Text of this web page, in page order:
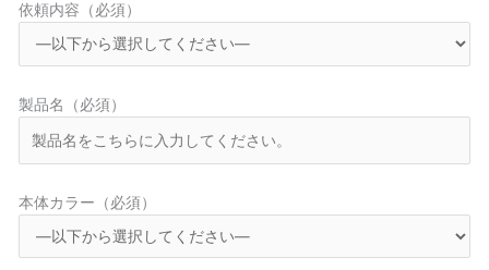
依頼内容（必須）
製品名（必須）
本体カラー（必須）